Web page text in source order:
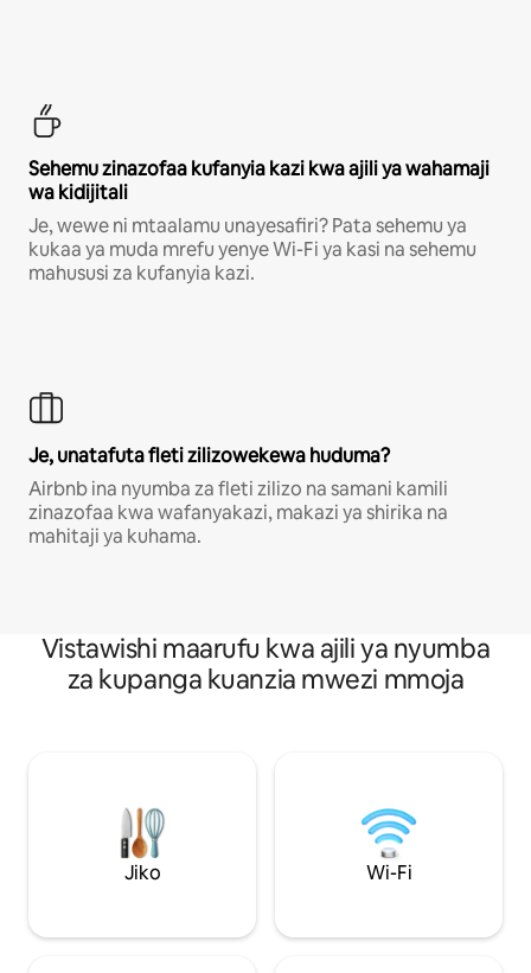
Sehemu zinazofaa kufanyia kazi kwa ajili ya wahamaji
wa kidijitali
Je, wewe ni mtaalamu unayesafiri? Pata sehemu ya
kukaa ya muda mrefu yenye Wi-Fi ya kasi na sehemu
mahususi za kufanyia kazi.
Je, unatafuta fleti zilizowekewa huduma?
Airbnb ina nyumba za fleti zilizo na samani kamili
zinazofaa kwa wafanyakazi, makazi ya shirika na
mahitaji ya kuhama.
Vistawishi maarufu kwa ajili ya nyumba
za kupanga kuanzia mwezi mmoja
Jiko Wi-Fi